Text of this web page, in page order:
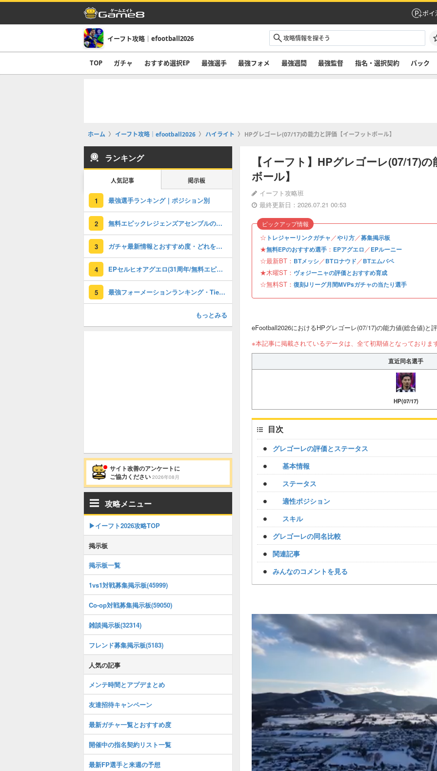
ポイ
イーフト攻略｜efootball2026
TOP ガチャ おすすめ選択EP 最強選手 最強フォメ 最強週間 最強監督 指名・選択契約 パック
ホーム イーフト攻略｜efootball2026 ハイライト HPグレゴーレ(07/17)の能力と評価【イーフットボール】
【イーフト】HPグレゴーレ(07/17)
ボール】
イーフト攻略班
最終更新日：2026.07.21 00:53
☆ トレジャーリンクガチャ／やり方／募集掲示板
★無料EPのおすすめ選手 ： EPアグエロ／EPルーニー
☆最新BT： BTメッシ／BTロナウド／BTエムバペ
★木曜ST： ヴォジーニャの評価とおすすめ育成
☆無料ST： 復刻Jリーグ月間MVPsガチャの当たり選手
ピックアップ情報
eFootball2026におけるHPグレゴーレ(07/17)の能力値(総合値)と評
※本記事に掲載されているデータは、全て初期値となっております
直近同名選手
HP(07/17)
目次
グレゴーレの評価とステータス
基本情報
ステータス
適性ポジション
スキル
グレゴーレの同名比較
関連記事
みんなのコメントを見る
ランキング
人気記事 掲示板
1 最強選手ランキング｜ポジション別
2 無料エピックレジェンズアセンブルのおすすめ選択(当たり)選手ランキングと引き方
3 ガチャ最新情報とおすすめ度・どれを引くべき？
4 EPセルヒオアグエロ(31周年/無料エピック)の評価とおすすめ育成・スキル追加
5 最強フォーメーションランキング・Tier表
もっとみる
サイト改善のアンケートに
ご協力ください 2026年08月
攻略メニュー
▶イーフト2026攻略TOP
掲示板
掲示板一覧
1vs1対戦募集掲示板(45999)
Co-op対戦募集掲示板(59050)
雑談掲示板(32314)
フレンド募集掲示板(5183)
人気の記事
メンテ時間とアプデまとめ
友達招待キャンペーン
最新ガチャ一覧とおすすめ度
開催中の指名契約リスト一覧
最新FP選手と来週の予想